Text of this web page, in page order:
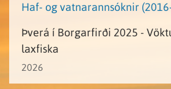
Haf- og vatnarannsóknir
Þverá í Borgarfirði 2025 - Vöktun á stofnum
laxfiska
2026